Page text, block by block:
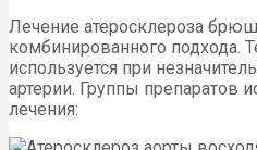
Лечение атеросклероза
комбинированного подхода.
используется при
артерии. Группы препаратов
лечения: